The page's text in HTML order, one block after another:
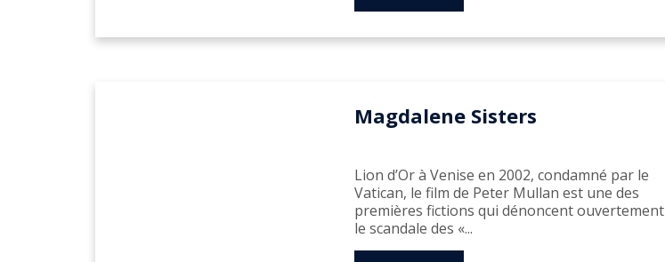
Magdalene Sisters
Lion d’Or à Venise en 2002, condamné par le
Vatican, le film de Peter Mullan est une des
premières fictions qui dénoncent ouvertement
le scandale des «...